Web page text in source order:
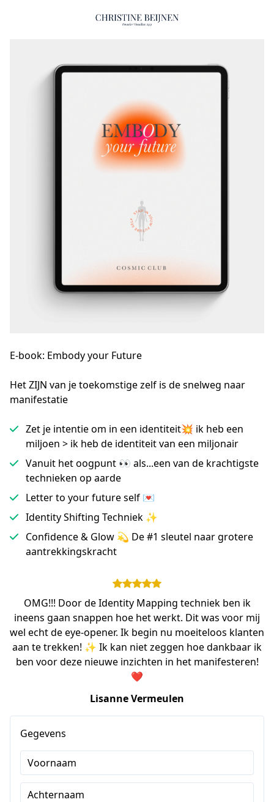
E-book: Embody your Future
Het ZIJN van je toekomstige zelf is de snelweg naar
manifestatie
Zet je intentie om in een identiteit💥 ik heb een
miljoen > ik heb de identiteit van een miljonair
Vanuit het oogpunt 👀 als...een van de krachtigste
technieken op aarde
Letter to your future self 💌
Identity Shifting Techniek ✨
Confidence & Glow 💫 De #1 sleutel naar grotere
aantrekkingskracht
OMG!!! Door de Identity Mapping techniek ben ik
ineens gaan snappen hoe het werkt. Dit was voor mij
wel echt de eye-opener. Ik begin nu moeiteloos klanten
aan te trekken! ✨ Ik kan niet zeggen hoe dankbaar ik
ben voor deze nieuwe inzichten in het manifesteren!
❤️
Lisanne Vermeulen
Gegevens
Voornaam
Achternaam